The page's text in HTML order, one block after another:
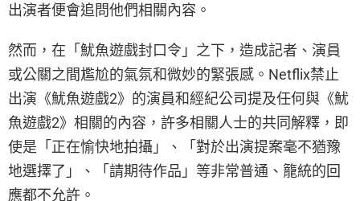
出演者便會追問他們相關內容。
然而，在「魷魚遊戲封口令」之下，造成記者、演員
或公關之間尷尬的氣氛和微妙的緊張感。Netflix禁止
出演《魷魚遊戲2》的演員和經紀公司提及任何與《魷
魚遊戲2》相關的內容，許多相關人士的共同解釋，即
使是「正在愉快地拍攝」、「對於出演提案毫不猶豫
地選擇了」、「請期待作品」等非常普通、籠統的回
應都不允許。